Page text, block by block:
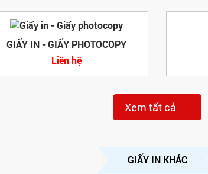
GIẤY IN - GIẤY PHOTOCOPY
Liên hệ
Xem tất cả
GIẤY IN KHÁC